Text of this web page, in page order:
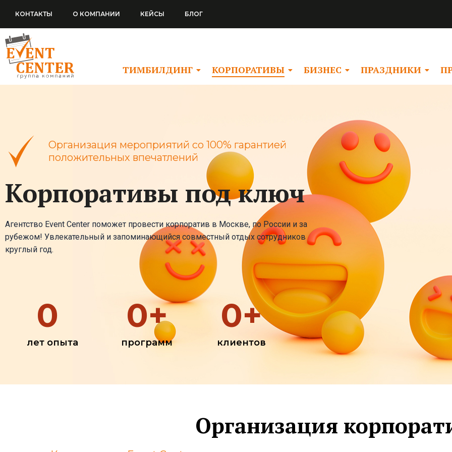
содержимому
КОНТАКТЫ О КОМПАНИИ КЕЙСЫ БЛОГ
ТИМБИЛДИНГ КОРПОРАТИВЫ БИЗНЕС ПРАЗДНИКИ
Организация мероприятий со 100% гарантией
положительных впечатлений
Корпоративы под ключ
Агентство Event Center поможет провести корпоратив в Москве, по России и за
рубежом! Увлекательный и запоминающийся совместный отдых сотрудников
круглый год.
0
лет опыта
0+
программ
0+
клиентов
Организация